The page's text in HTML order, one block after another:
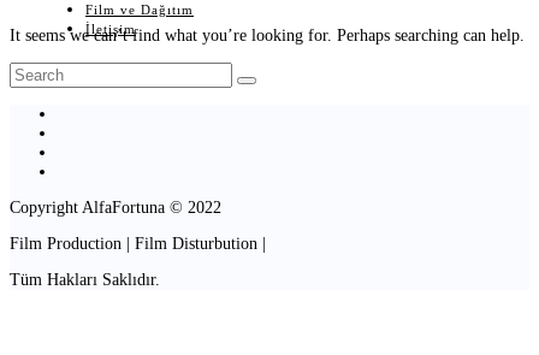
Film ve Dağıtım
İletişim
It seems we can’t find what you’re looking for. Perhaps searching can help.
Copyright AlfaFortuna © 2022
Film Production | Film Disturbution |
Tüm Hakları Saklıdır.